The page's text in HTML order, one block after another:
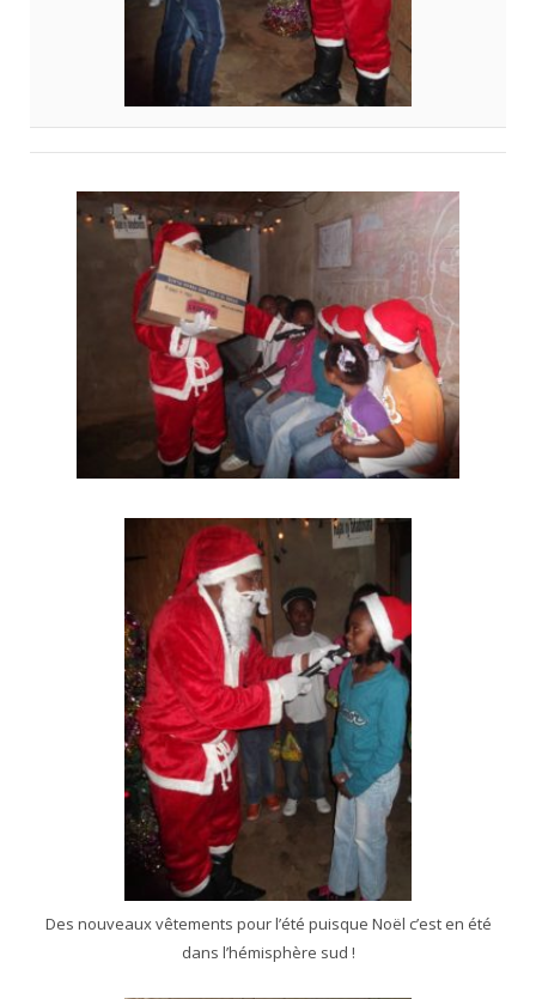
Des nouveaux vêtements pour l’été puisque Noël c’est en été
dans l’hémisphère sud !